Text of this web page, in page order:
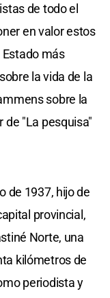
de todo el
en valor estos
más
la vida de la
sobre la
de "La pesquisa"
de 1937, hijo de
provincial,
Norte, una
kilómetros de
periodista y